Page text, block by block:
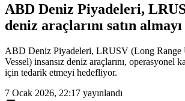
ABD Deniz Piyadeleri,
deniz araçlarını satın
ABD Deniz Piyadeleri, LRUSV (Long Range
Vessel) insansız deniz araçlarını, operasyonel
için tedarik etmeyi hedefliyor.
7 Ocak 2026, 22:17 yayınlandı